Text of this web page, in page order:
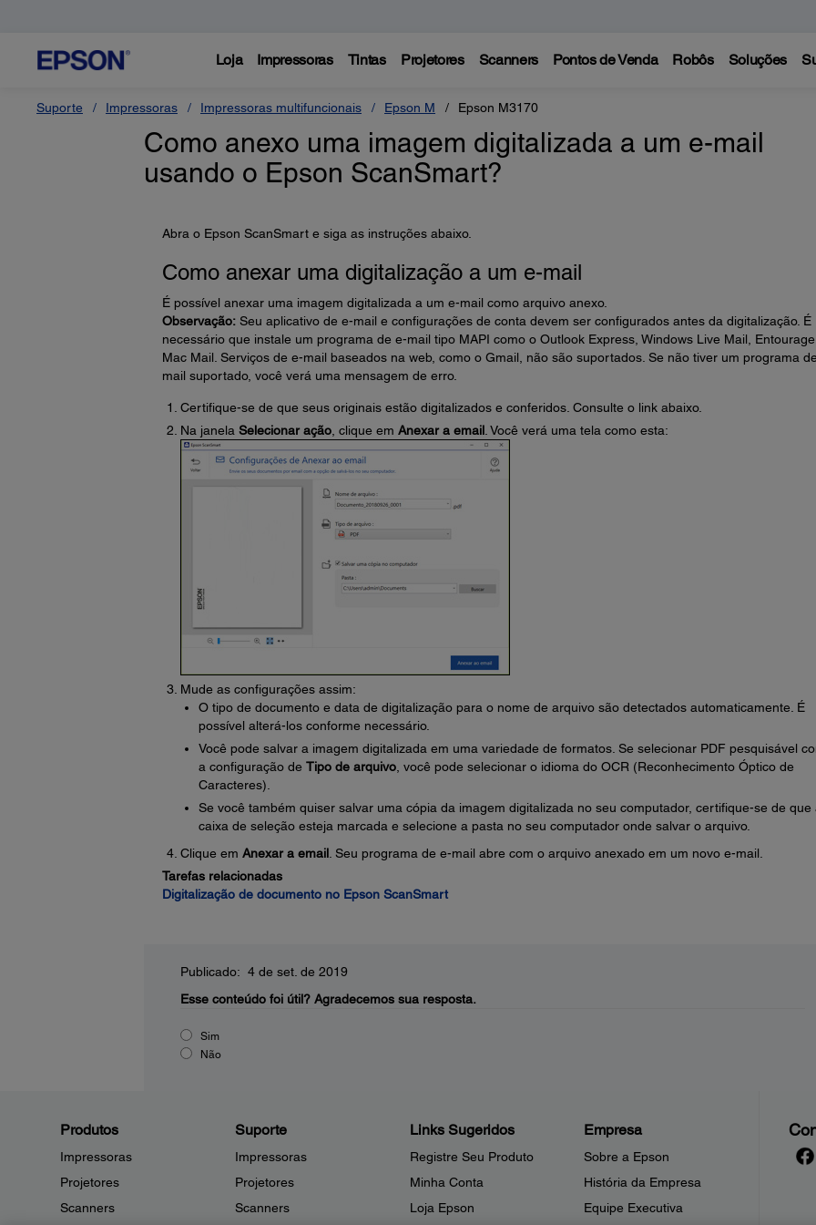
Loja Impressoras Tintas Projetores Scanners Pontos de Venda Robôs Soluções
Suporte Impressoras Impressoras multifuncionais Epson M Epson M3170
Como anexo uma imagem digitalizada a um e-mail
usando o Epson ScanSmart?
Abra o Epson ScanSmart e siga as instruções abaixo.
Como anexar uma digitalização a um e-mail
É possível anexar uma imagem digitalizada a um e-mail como arquivo anexo.
Observação:Seu aplicativo de e-mail e configurações de conta devem ser configurados antes da digitalização. É
necessário que instale um programa de e-mail tipo MAPI como o Outlook Express, Windows Live Mail,
Mac Mail. Serviços de e-mail baseados na web, como o Gmail, não são suportados. Se não tiver um programa
mail suportado, você verá uma mensagem de erro.
Certifique-se de que seus originais estão digitalizados e conferidos. Consulte o link abaixo.
Na janela Selecionar ação, clique em Anexar a email. Você verá uma tela como esta:
Mude as configurações assim:
O tipo de documento e data de digitalização para o nome de arquivo são detectados automaticamente. É
possível alterá-los conforme necessário.
Você pode salvar a imagem digitalizada em uma variedade de formatos. Se selecionar PDF pesquisável
a configuração de Tipo de arquivo, você pode selecionar o idioma do OCR (Reconhecimento Óptico de
Caracteres).
Se você também quiser salvar uma cópia da imagem digitalizada no seu computador, certifique-se de que
caixa de seleção esteja marcada e selecione a pasta no seu computador onde salvar o arquivo.
Clique em Anexar a email. Seu programa de e-mail abre com o arquivo anexado em um novo e-mail.
Tarefas relacionadas
Digitalização de documento no Epson ScanSmart
Publicado: 4 de set. de 2019
Esse conteúdo foi útil? Agradecemos sua resposta.
Sim
Não
Produtos
Impressoras
Projetores
Scanners
Suporte
Impressoras
Projetores
Scanners
Links Sugeridos
Registre Seu Produto
Minha Conta
Loja Epson
Empresa
Sobre a Epson
História da Empresa
Equipe Executiva